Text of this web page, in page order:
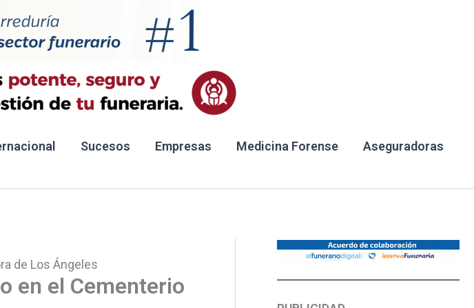
Sucesos Empresas Medicina Forense
Aseguradoras
de Los Ángeles
en el Cementerio